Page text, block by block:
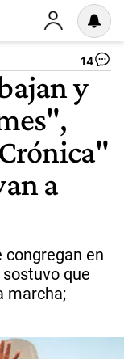
14
y
a
congregan en
que
marcha;